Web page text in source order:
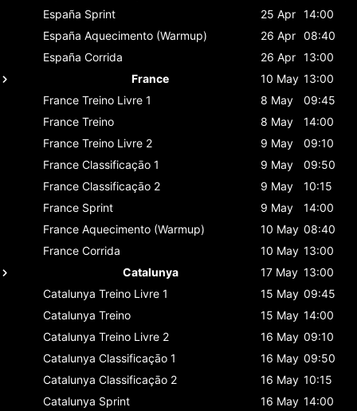
España Sprint 25 Apr 14:00
España Aquecimento (Warmup) 26 Apr 08:40
España Corrida 26 Apr 13:00
France
10 May 13:00
France Treino Livre 1 8 May
09:45
France Treino 8 May
14:00
France Treino Livre 2 9 May
09:10
France Classificaçāo 1 9 May
09:50
France Classificaçāo 2 9 May
10:15
France Sprint 9 May
14:00
France Aquecimento (Warmup) 10 May 08:40
France Corrida 10 May 13:00
Catalunya
17 May 13:00
Catalunya Treino Livre 1 15 May 09:45
Catalunya Treino 15 May 14:00
Catalunya Treino Livre 2 16 May 09:10
Catalunya Classificaçāo 1 16 May 09:50
Catalunya Classificaçāo 2 16 May 10:15
Catalunya Sprint 16 May 14:00